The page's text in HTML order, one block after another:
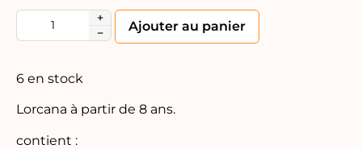
+
−
Ajouter au panier
6 en stock
Lorcana à partir de 8 ans.
contient :